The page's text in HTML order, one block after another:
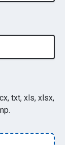
txt, xls, xlsx,
.